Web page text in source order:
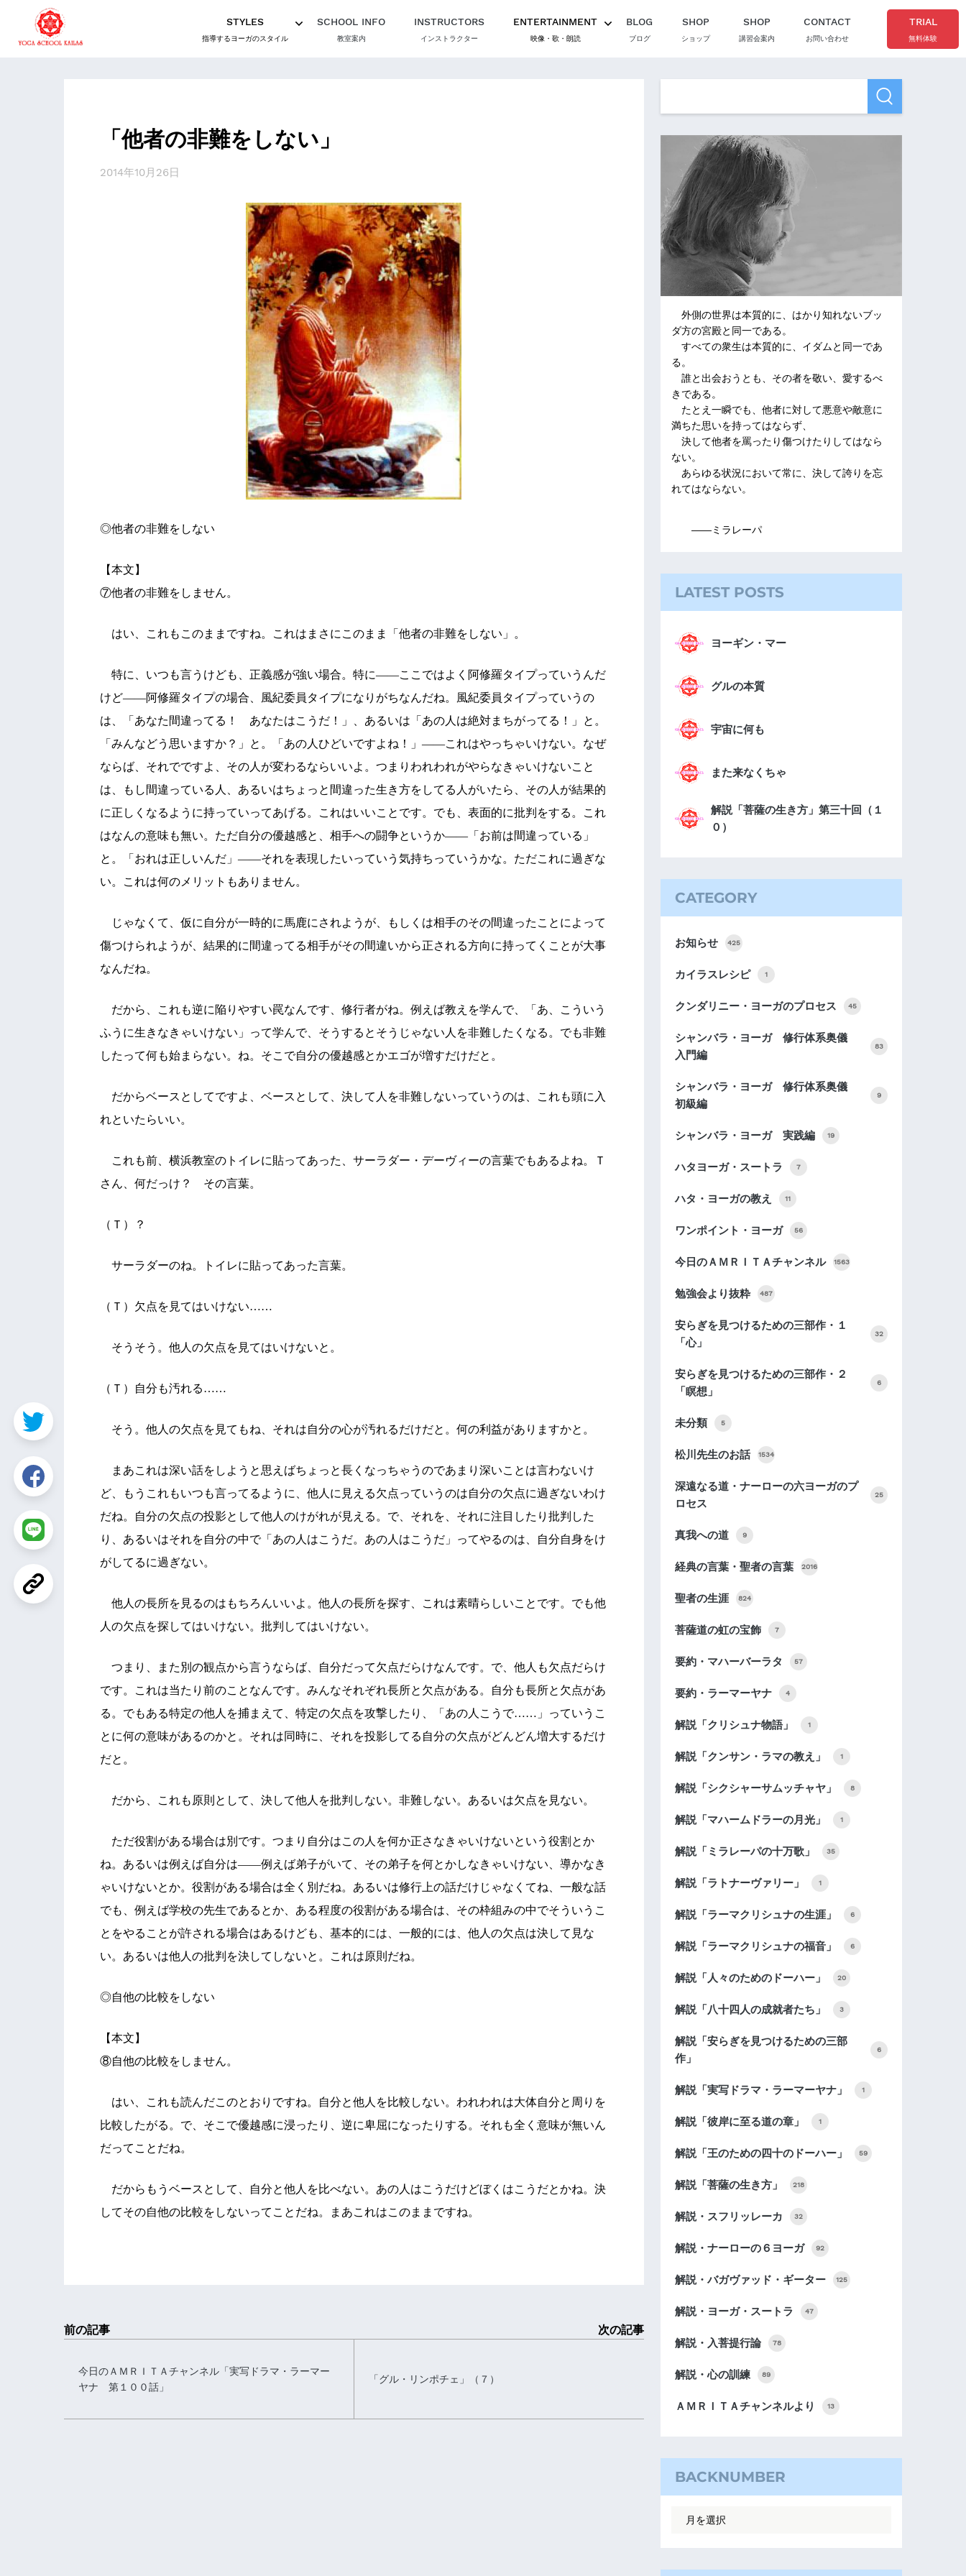
STYLES
指導するヨーガのスタイル
SCHOOL INFO
教室案内
INSTRUCTORS
インストラクター
ENTERTAINMENT
映像・歌・朗読
BLOG
ブログ
SHOP
ショップ
SHOP
講習会案内
CONTACT
お問い合わせ
TRIAL
無料体験
「他者の非難をしない」
2014年10月26日
◎他者の非難をしない
【本文】
⑦他者の非難をしません。
はい、これもこのままですね。これはまさにこのまま「他者の非難をしない」。
特に、いつも言うけども、正義感が強い場合。特に――ここではよく阿修羅タイプっていうんだ
けど――阿修羅タイプの場合、風紀委員タイプになりがちなんだね。風紀委員タイプっていうの
は、「あなた間違ってる！ あなたはこうだ！」、あるいは「あの人は絶対まちがってる！」と。
「みんなどう思いますか？」と。「あの人ひどいですよね！」――これはやっちゃいけない。なぜ
ならば、それでですよ、その人が変わるならいいよ。つまりわれわれがやらなきゃいけないこと
は、もし間違っている人、あるいはちょっと間違った生き方をしてる人がいたら、その人が結果的
に正しくなるように持っていってあげる。これはいいことです。でも、表面的に批判をする。これ
はなんの意味も無い。ただ自分の優越感と、相手への闘争というか――「お前は間違っている」
と。「おれは正しいんだ」――それを表現したいっていう気持ちっていうかな。ただこれに過ぎな
い。これは何のメリットもありません。
じゃなくて、仮に自分が一時的に馬鹿にされようが、もしくは相手のその間違ったことによって
傷つけられようが、結果的に間違ってる相手がその間違いから正される方向に持ってくことが大事
なんだね。
だから、これも逆に陥りやすい罠なんです、修行者がね。例えば教えを学んで、「あ、こういう
ふうに生きなきゃいけない」って学んで、そうするとそうじゃない人を非難したくなる。でも非難
したって何も始まらない。ね。そこで自分の優越感とかエゴが増すだけだと。
だからベースとしてですよ、ベースとして、決して人を非難しないっていうのは、これも頭に入
れといたらいい。
これも前、横浜教室のトイレに貼ってあった、サーラダー・デーヴィーの言葉でもあるよね。Ｔ
さん、何だっけ？ その言葉。
（Ｔ）？
サーラダーのね。トイレに貼ってあった言葉。
（Ｔ）欠点を見てはいけない……
そうそう。他人の欠点を見てはいけないと。
（Ｔ）自分も汚れる……
そう。他人の欠点を見てもね、それは自分の心が汚れるだけだと。何の利益がありますかと。
まあこれは深い話をしようと思えばちょっと長くなっちゃうのであまり深いことは言わないけ
ど、もうこれもいつも言ってるように、他人に見える欠点っていうのは自分の欠点に過ぎないわけ
だね。自分の欠点の投影として他人のけがれが見える。で、それを、それに注目したり批判した
り、あるいはそれを自分の中で「あの人はこうだ。あの人はこうだ」ってやるのは、自分自身をけ
がしてるに過ぎない。
他人の長所を見るのはもちろんいいよ。他人の長所を探す、これは素晴らしいことです。でも他
人の欠点を探してはいけない。批判してはいけない。
つまり、また別の観点から言うならば、自分だって欠点だらけなんです。で、他人も欠点だらけ
です。これは当たり前のことなんです。みんなそれぞれ長所と欠点がある。自分も長所と欠点があ
る。でもある特定の他人を捕まえて、特定の欠点を攻撃したり、「あの人こうで……」っていうこ
とに何の意味があるのかと。それは同時に、それを投影してる自分の欠点がどんどん増大するだけ
だと。
だから、これも原則として、決して他人を批判しない。非難しない。あるいは欠点を見ない。
ただ役割がある場合は別です。つまり自分はこの人を何か正さなきゃいけないという役割とか
ね。あるいは例えば自分は――例えば弟子がいて、その弟子を何とかしなきゃいけない、導かなき
ゃいけないとか。役割がある場合は全く別だね。あるいは修行上の話だけじゃなくてね、一般な話
でも、例えば学校の先生であるとか、ある程度の役割がある場合は、その枠組みの中でそういうこ
とをやることが許される場合はあるけども、基本的には、一般的には、他人の欠点は決して見な
い。あるいは他人の批判を決してしないと。これは原則だね。
◎自他の比較をしない
【本文】
⑧自他の比較をしません。
はい、これも読んだこのとおりですね。自分と他人を比較しない。われわれは大体自分と周りを
比較したがる。で、そこで優越感に浸ったり、逆に卑屈になったりする。それも全く意味が無いん
だってことだね。
だからもうベースとして、自分と他人を比べない。あの人はこうだけどぼくはこうだとかね。決
してその自他の比較をしないってことだね。まあこれはこのままですね。
前の記事
今日のＡＭＲＩＴＡチャンネル「実写ドラマ・ラーマー
ヤナ 第１００話」
次の記事
「グル・リンポチェ」（７）
外側の世界は本質的に、はかり知れないブッ
ダ方の宮殿と同一である。
すべての衆生は本質的に、イダムと同一であ
る。
誰と出会おうとも、その者を敬い、愛するべ
きである。
たとえ一瞬でも、他者に対して悪意や敵意に
満ちた思いを持ってはならず、
決して他者を罵ったり傷つけたりしてはなら
ない。
あらゆる状況において常に、決して誇りを忘
れてはならない。
――ミラレーパ
LATEST POSTS
ヨーギン・マー
グルの本質
宇宙に何も
また来なくちゃ
解説「菩薩の生き方」第三十回（１
０）
CATEGORY
お知らせ 425
カイラスレシピ 1
クンダリニー・ヨーガのプロセス 45
シャンバラ・ヨーガ 修行体系奥儀
入門編
83
シャンバラ・ヨーガ 修行体系奥儀
初級編
9
シャンバラ・ヨーガ 実践編 19
ハタヨーガ・スートラ 7
ハタ・ヨーガの教え 11
ワンポイント・ヨーガ 56
今日のＡＭＲＩＴＡチャンネル 1563
勉強会より抜粋 487
安らぎを見つけるための三部作・１
「心」
32
安らぎを見つけるための三部作・２
「瞑想」
6
未分類 5
松川先生のお話 1534
深遠なる道・ナーローの六ヨーガのプ
ロセス
25
真我への道 9
経典の言葉・聖者の言葉 2016
聖者の生涯 824
菩薩道の虹の宝飾 7
要約・マハーバーラタ 57
要約・ラーマーヤナ 4
解説「クリシュナ物語」 1
解説「クンサン・ラマの教え」 1
解説「シクシャーサムッチャヤ」 8
解説「マハームドラーの月光」 1
解説「ミラレーパの十万歌」 35
解説「ラトナーヴァリー」 1
解説「ラーマクリシュナの生涯」 6
解説「ラーマクリシュナの福音」 6
解説「人々のためのドーハー」 20
解説「八十四人の成就者たち」 3
解説「安らぎを見つけるための三部
作」
6
解説「実写ドラマ・ラーマーヤナ」 1
解説「彼岸に至る道の章」 1
解説「王のための四十のドーハー」 59
解説「菩薩の生き方」 218
解説・スフリッレーカ 32
解説・ナーローの６ヨーガ 92
解説・バガヴァッド・ギーター 125
解説・ヨーガ・スートラ 47
解説・入菩提行論 78
解説・心の訓練 89
ＡＭＲＩＴＡチャンネルより 13
BACKNUMBER